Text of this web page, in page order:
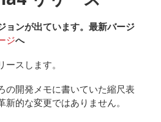
ョンが出ています。最新バージ
ジへ
スします。
の開発メモに書いていた縮尺表
的な変更ではありません。